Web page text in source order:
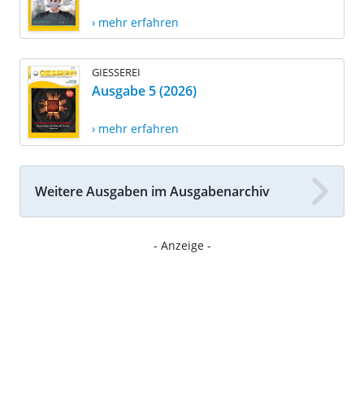
› mehr erfahren
GIESSEREI
Ausgabe 5 (2026)
› mehr erfahren
Weitere Ausgaben im Ausgabenarchiv
- Anzeige -